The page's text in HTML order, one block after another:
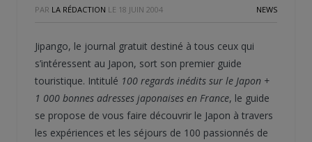
PAR LA RÉDACTION LE 18 JUIN 2004 NEWS
Jipango, le journal gratuit destiné à tous ceux qui
s’intéressent au Japon, sort son premier guide
touristique. Intitulé 100 regards inédits sur le Japon +
1 000 bonnes adresses japonaises en France, le guide
se propose de vous faire découvrir le Japon à travers
les expériences et les séjours de 100 passionnés de